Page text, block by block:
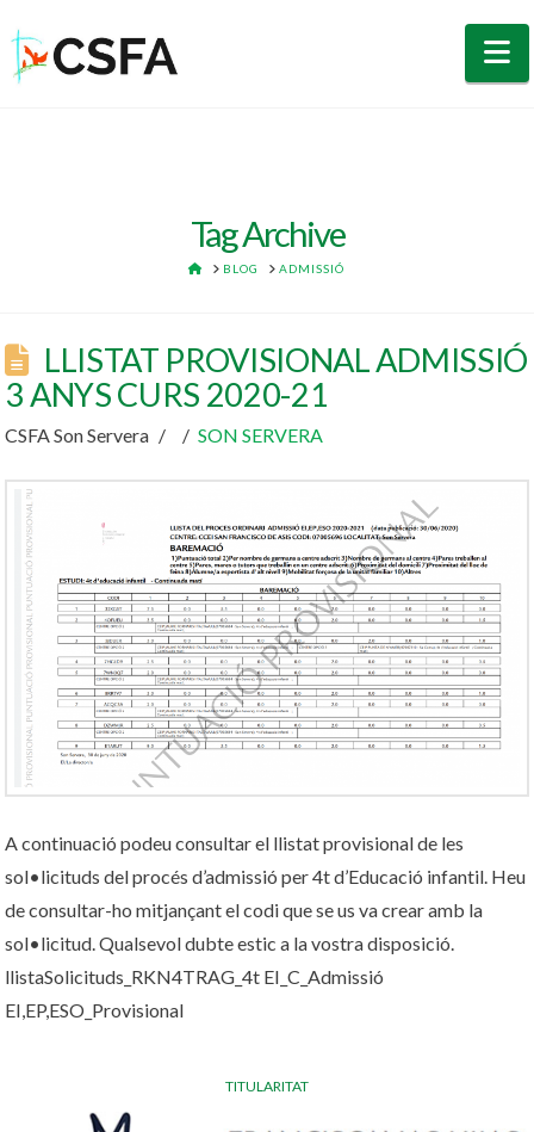
Tag Archive
HOME
BLOG ADMISSIÓ
LLISTAT PROVISIONAL ADMISSIÓ
3 ANYS CURS 2020-21
CSFA Son Servera SON SERVERA
A continuació podeu consultar el llistat provisional de les
sol•licituds del procés d’admissió per 4t d’Educació infantil. Heu
de consultar-ho mitjançant el codi que se us va crear amb la
sol•licitud. Qualsevol dubte estic a la vostra disposició.
llistaSolicituds_RKN4TRAG_4t EI_C_Admissió
EI,EP,ESO_Provisional
TITULARITAT